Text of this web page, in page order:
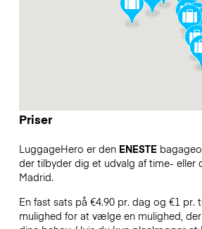
Priser
LuggageHero er den ENESTE
der tilbyder dig et udvalg af time- eller
Madrid.
En fast sats på €4.90 pr. dag og €1 pr.
mulighed for at vælge en mulighed,